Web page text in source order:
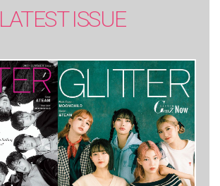
LATEST ISSUE